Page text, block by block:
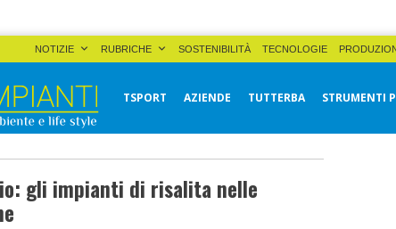
NOTIZIE RUBRICHE SOSTENIBILITÀ TECNOLOGIE
TSPORT AZIENDE TUTTERBA STRUMENTI
gli impianti di risalita nelle